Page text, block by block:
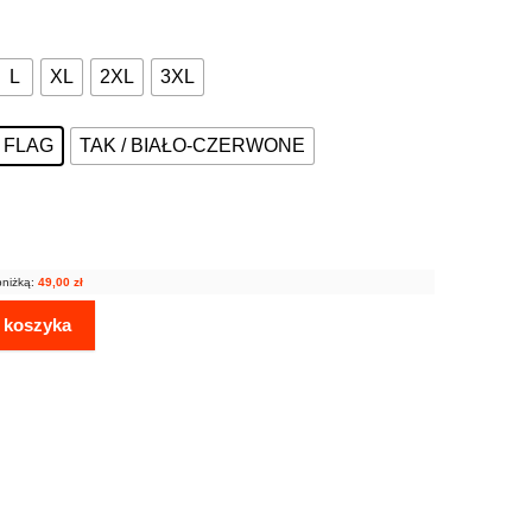
L XL 2XL 3XL
TAK / BIAŁO-CZERWONE
49,00 zł